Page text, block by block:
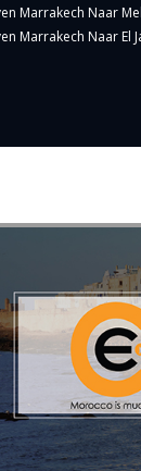
Marrakech Naar
Marrakech Naar El